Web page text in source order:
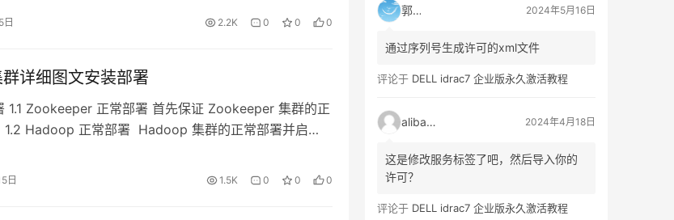
or quit the program. This program has
2.2K 0 0 0
详细图文安装部署
1.1 Zookeeper 正常部署 首先保证 Zookeeper 集群的正
1.2 Hadoop 正常部署 Hadoop 集群的正常部署并启
hbas…
日 1.5K 0 0 0
郭靖 2024年5月16日
通过序列号生成许可的xml文件
评论于 DELL idrac7 企业版永久激活教程
alibaba 2024年4月18日
这是修改服务标签了吧，然后导入你的
许可？
评论于 DELL idrac7 企业版永久激活教程